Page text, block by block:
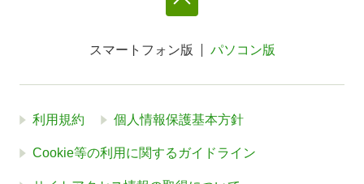
スマートフォン版 パソコン版
利用規約 個人情報保護基本方針
Cookie等の利用に関するガイドライン